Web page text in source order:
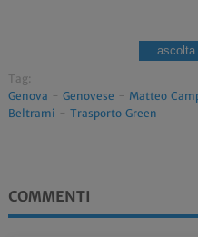
ascolta
Tag:
Genova - Genovese - Matteo
Beltrami - Trasporto Green
COMMENTI